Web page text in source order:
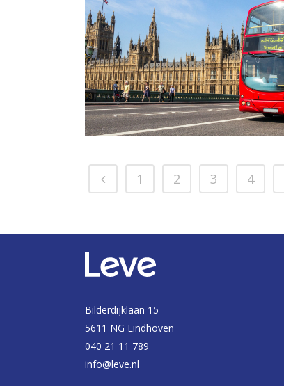
1 2 3 4
Bilderdijklaan 15
5611 NG Eindhoven
040 21 11 789
info@leve.nl